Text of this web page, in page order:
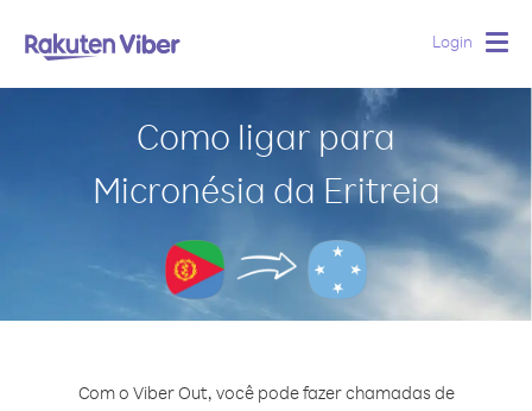
Login
Como ligar para
Micronésia da Eritreia
Com o Viber Out, você pode fazer chamadas de